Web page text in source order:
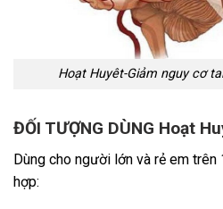
Hoạt Huyêt-Giảm nguy cơ
ĐỐI TƯỢNG DÙNG Hoạt
Dùng cho người lớn và rẻ em
hợp: